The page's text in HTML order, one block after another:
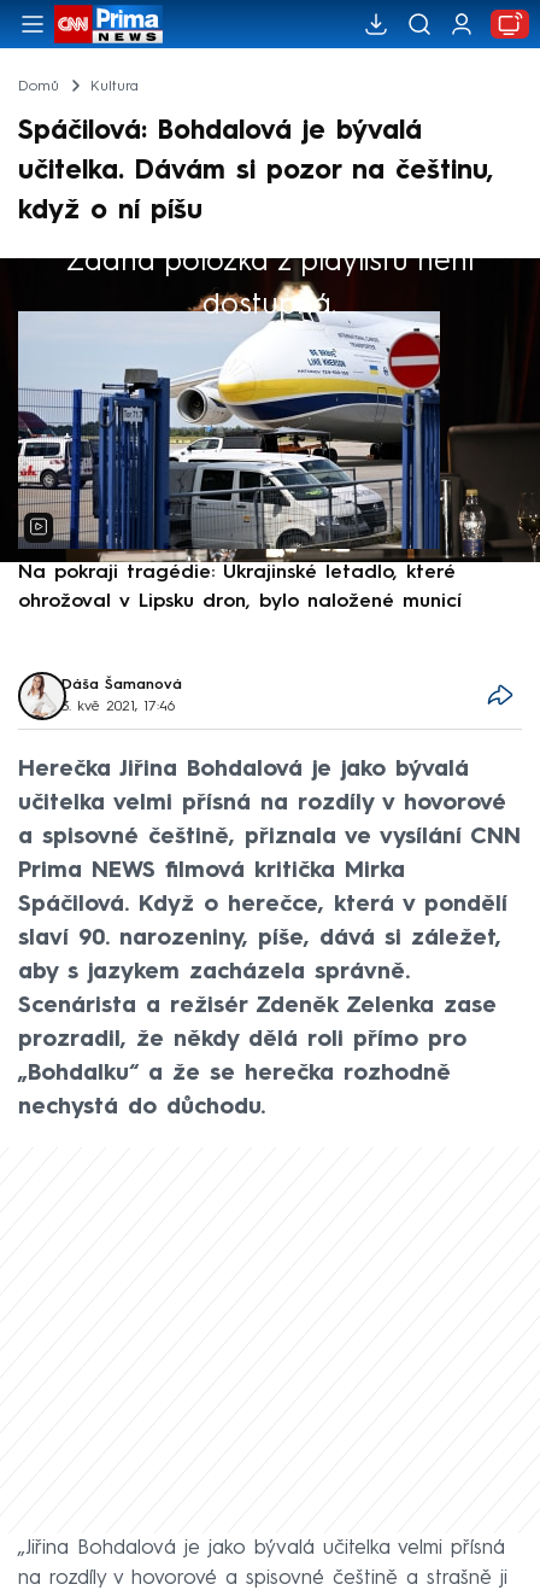
Domů Kultura
Spáčilová: Bohdalová je bývalá
učitelka. Dávám si pozor na češtinu,
když o ní píšu
Žádná položka z playlistu není
dostupná.
Výběr redakce
Na pokraji tragédie: Ukrajinské letadlo, které
ohrožoval v Lipsku dron, bylo naložené municí
Dáša Šamanová
3. kvě 2021, 17:46
Herečka Jiřina Bohdalová je jako bývalá
učitelka velmi přísná na rozdíly v hovorové
a spisovné češtině, přiznala ve vysílání CNN
Prima NEWS filmová kritička Mirka
Spáčilová. Když o herečce, která v pondělí
slaví 90. narozeniny, píše, dává si záležet,
aby s jazykem zacházela správně.
Scenárista a režisér Zdeněk Zelenka zase
prozradil, že někdy dělá roli přímo pro
„Bohdalku“ a že se herečka rozhodně
nechystá do důchodu.
„Jiřina Bohdalová je jako bývalá učitelka velmi přísná
na rozdíly v hovorové a spisovné češtině a strašně ji